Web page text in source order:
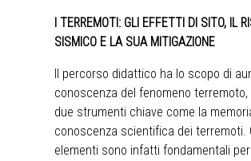
I TERREMOTI: GLI EFFETTI DI SITO, IL
SISMICO E LA SUA MITIGAZIONE
Il percorso didattico ha lo scopo di
conoscenza del fenomeno
due strumenti chiave come la
conoscenza scientifica dei terremoti.
elementi sono infatti fondamentali